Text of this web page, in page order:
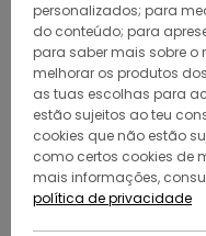
personalizados; para
do conteúdo; para
para saber mais sobre o
melhorar os produtos
as tuas escolhas para
estão sujeitos ao teu
cookies que não estão
como certos cookies de
mais informações,
política de privacidade